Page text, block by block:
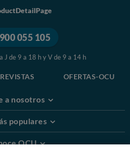
900 055 105
J de 9 a 18 h y V de 9 a 14 h
REVISTAS OFERTAS-OCU
a nosotros
populares
OCU